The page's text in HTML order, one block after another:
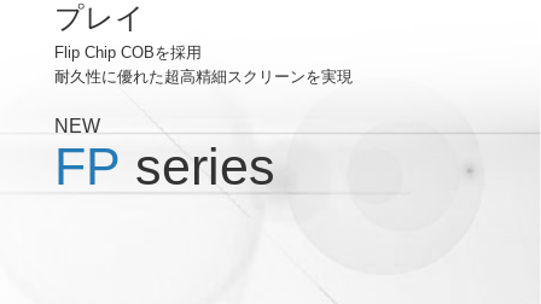
プレイ
Flip Chip COBを採用
耐久性に優れた超高精細スクリーンを実現
NEW
FP series